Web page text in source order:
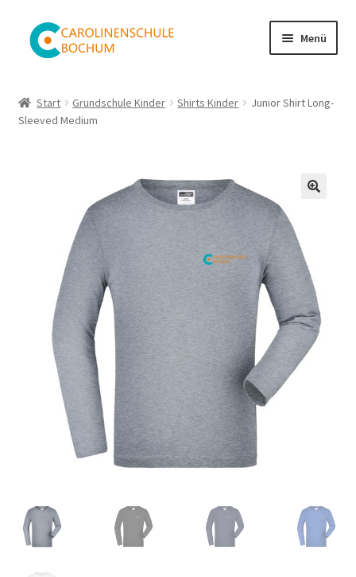
Zur
Navigation
Zum
Inhalt
Menü
Warenkorb
Impressum
Start Grundschule Kinder Shirts Kinder
Junior Shirt Long-
Sleeved Medium